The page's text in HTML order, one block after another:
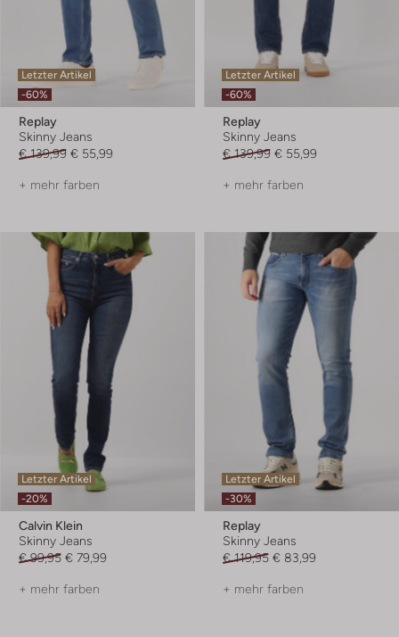
Letzter Artikel
-60%
Replay
Skinny Jeans
€ 139,99 € 55,99
+ mehr farben
Letzter Artikel
-60%
Replay
Skinny Jeans
€ 139,99 € 55,99
+ mehr farben
Letzter Artikel
-20%
Calvin Klein
Skinny Jeans
€ 99,95 € 79,99
+ mehr farben
Letzter Artikel
-30%
Replay
Skinny Jeans
€ 119,95 € 83,99
+ mehr farben